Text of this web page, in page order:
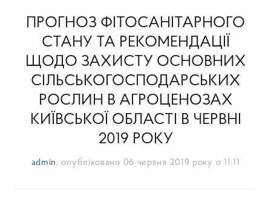
ПРОГНОЗ ФІТОСАНІТАРНОГО
СТАНУ ТА РЕКОМЕНДАЦІЇ
ЩОДО ЗАХИСТУ ОСНОВНИХ
СІЛЬСЬКОГОСПОДАРСЬКИХ
РОСЛИН В АГРОЦЕНОЗАХ
КИЇВСЬКОЇ ОБЛАСТІ В ЧЕРВНІ
2019 РОКУ
admin , опубліковано 06 червня 2019 року о 11:11